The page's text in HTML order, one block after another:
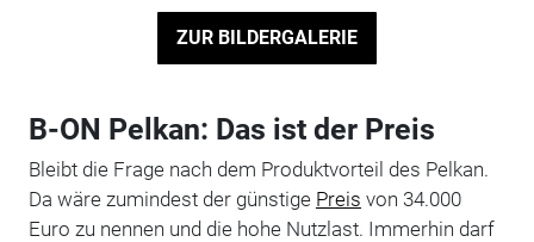
ZUR BILDERGALERIE
B-ON Pelkan: Das ist der Preis
Bleibt die Frage nach dem Produktvorteil des Pelkan.
Da wäre zumindest der günstige Preis von 34.000
Euro zu nennen und die hohe Nutzlast. Immerhin darf